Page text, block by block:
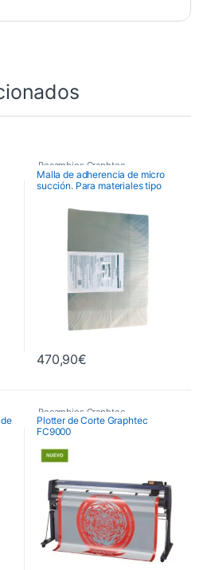
Recambios Graphtec
Malla de adherencia de micro
succión. Para materiales tipo
mm.) (Pack 2 uds.)
470,90€
Recambios Graphtec
Plotter de Corte Graphtec
FC9000